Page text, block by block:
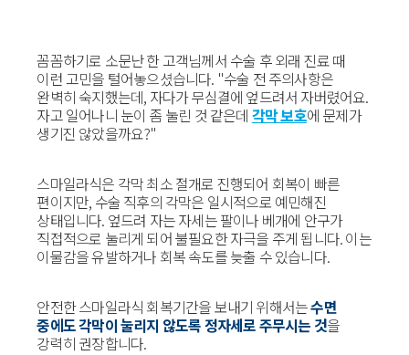
꼼꼼하기로 소문난 한 고객님께서 수술 후 외래 진료 때
이런 고민을 털어놓으셨습니다. "수술 전 주의사항은
완벽히 숙지했는데, 자다가 무심결에 엎드려서 자버렸어요.
자고 일어나니 눈이 좀 눌린 것 같은데 각막 보호에 문제가
생기진 않았을까요?"
스마일라식은 각막 최소 절개로 진행되어 회복이 빠른
편이지만, 수술 직후의 각막은 일시적으로 예민해진
상태입니다. 엎드려 자는 자세는 팔이나 베개에 안구가
직접적으로 눌리게 되어 불필요한 자극을 주게 됩니다. 이는
이물감을 유발하거나 회복 속도를 늦출 수 있습니다.
안전한 스마일라식 회복기간을 보내기 위해서는수면
중에도 각막이 눌리지 않도록 정자세로 주무시는 것을
강력히 권장합니다.